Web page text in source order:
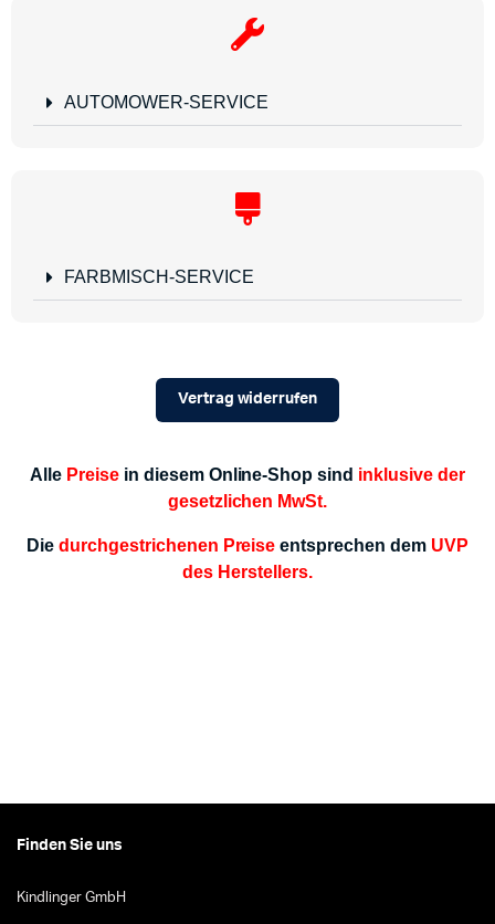
AUTOMOWER-SERVICE
FARBMISCH-SERVICE
Vertrag widerrufen
Alle Preisein diesem Online-Shop sind inklusive der
gesetzlichen MwSt.
Diedurchgestrichenen Preise entsprechen dem UVP
des Herstellers.
Finden Sie uns
Kindlinger GmbH